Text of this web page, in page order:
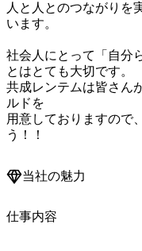
人と人とのつながりを
います。
社会人にとって「自分
とはとても大切です。
共成レンテムは皆さん
ルドを
用意しておりますので
当社の魅力
仕事内容